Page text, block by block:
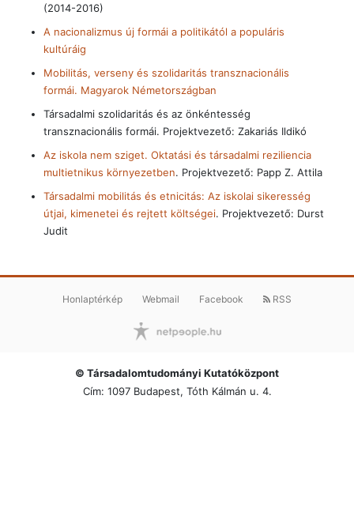
(2014-2016)
A nacionalizmus új formái a politikától a populáris
kultúráig
Mobilitás, verseny és szolidaritás transznacionális
formái. Magyarok Németországban
Társadalmi szolidaritás és az önkéntesség
transznacionális formái. Projektvezető: Zakariás Ildikó
Az iskola nem sziget. Oktatási és társadalmi reziliencia
multietnikus környezetben. Projektvezető: Papp Z. Attila
Társadalmi mobilitás és etnicitás: Az iskolai sikeresség
útjai, kimenetei és rejtett költségei. Projektvezető: Durst
Judit
Honlaptérkép Webmail Facebook RSS
© Társadalomtudományi Kutatóközpont
Cím: 1097 Budapest, Tóth Kálmán u. 4.